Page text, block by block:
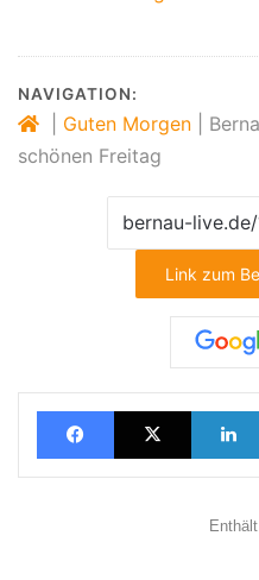
NAVIGATION:
Guten Morgen
schönen Freitag
Link zum
FacebookX